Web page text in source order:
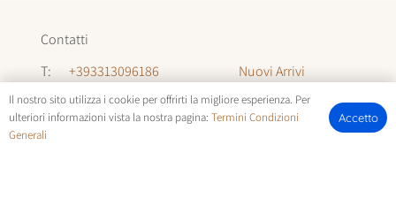
Contatti
T:
+393313096186
T:
+393294142035
E:
Nuovi Arrivi
Informazioni
Chi Siamo
Il nostro sito utilizza i cookie per offrirti la migliore esperienza. Per
ulteriori informazioni vista la nostra pagina: Termini Condizioni
Generali
Accetto